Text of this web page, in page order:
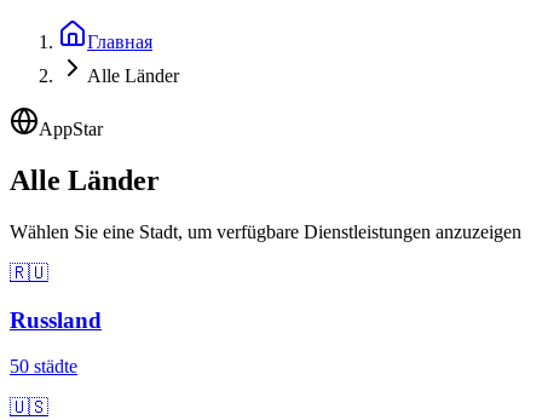
Главная
Alle Länder
AppStar
Alle Länder
Wählen Sie eine Stadt, um verfügbare Dienstleistungen anzuzeigen
🇷🇺
Russland
50 städte
🇺🇸